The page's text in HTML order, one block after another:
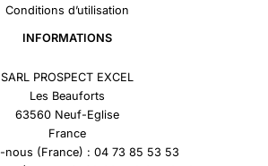
Conditions d’utilisation
INFORMATIONS
SARL PROSPECT EXCEL
Les Beauforts
63560 Neuf-Eglise
France
nous (France) : 04 73 85 53 53